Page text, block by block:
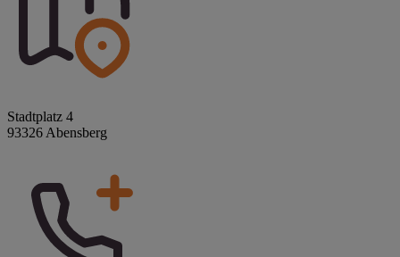
Stadtplatz 4
93326 Abensberg